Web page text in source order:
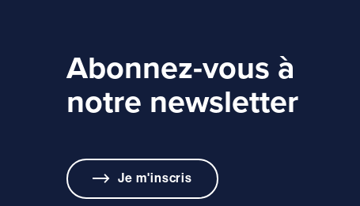
Abonnez-vous à
notre newsletter
Je m'inscris